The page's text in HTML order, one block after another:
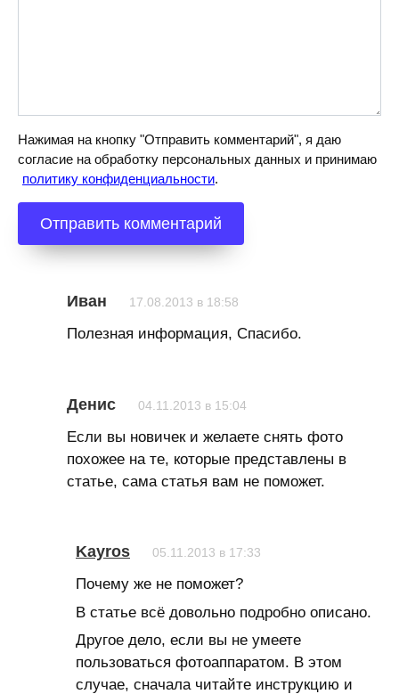
Нажимая на кнопку "Отправить комментарий", я даю
согласие на обработку персональных данных и принимаю
политику конфиденциальности.
Иван 17.08.2013 в 18:58
Полезная информация, Спасибо.
Денис 04.11.2013 в 15:04
Если вы новичек и желаете снять фото
похожее на те, которые представлены в
статье, сама статья вам не поможет.
Kayros 05.11.2013 в 17:33
Почему же не поможет?
В статье всё довольно подробно описано.
Другое дело, если вы не умеете
пользоваться фотоаппаратом. В этом
случае, сначала читайте инструкцию и